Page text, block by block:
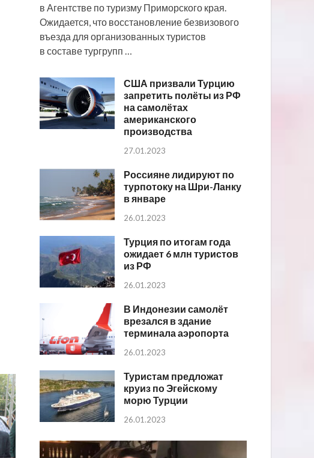
в Агентстве по туризму Приморского края.
Ожидается, что восстановление безвизового
въезда для организованных туристов
в составе тургрупп …
США призвали Турцию
запретить полёты из РФ
на самолётах
американского
производства
27.01.2023
Россияне лидируют по
турпотоку на Шри-Ланку
в январе
26.01.2023
Турция по итогам года
ожидает 6 млн туристов
из РФ
26.01.2023
В Индонезии самолёт
врезался в здание
терминала аэропорта
26.01.2023
Туристам предложат
круиз по Эгейскому
морю Турции
26.01.2023